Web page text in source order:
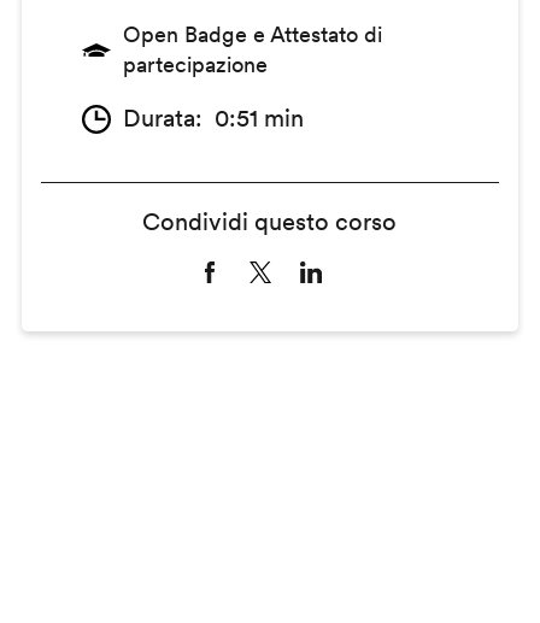
Open Badge e Attestato di
partecipazione
Durata 0:51 min
Condividi questo corso